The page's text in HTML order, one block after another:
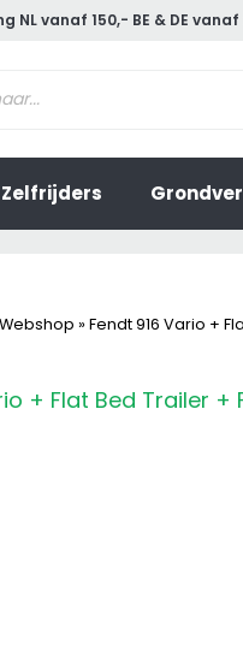
NL vanaf 150,- BE & DE vanaf
Zelfrijders
» Fendt 916 Vario +